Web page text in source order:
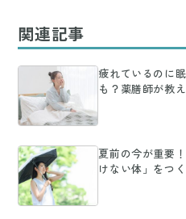
関連記事
疲れているのに
も？薬膳師が教
夏前の今が重要
けない体」をつ